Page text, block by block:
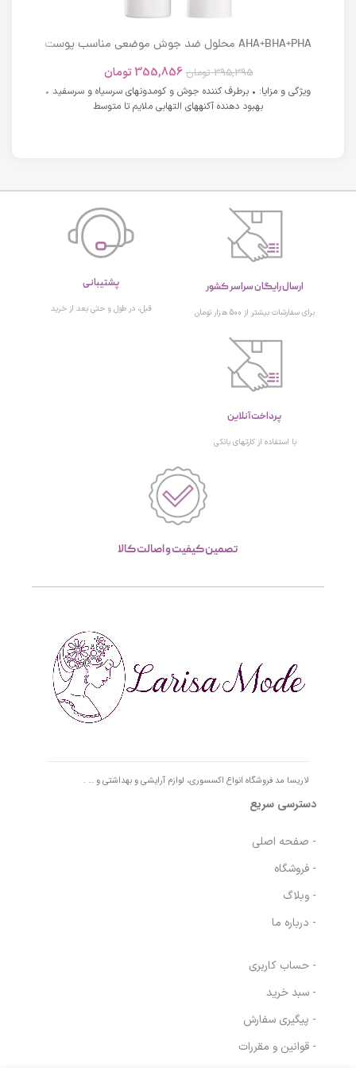
AHA+BHA+PHA محلول ضد جوش موضعی مناسب پوست
395,395 تومان 355,856 تومان
ویژگی و مزایا: • برطرف کننده جوش و کومدونهای سرسیاه و سرسفید •
بهبود دهنده آکنههای التهابی ملایم تا متوسط
ارسال رایگان سراسر کشور
برای سفارشات بیشتر از 500 هزار تومان
پشتیبانی
قبل، در طول و حتی بعد از خرید
پرداخت آنلاین
با استفاده از کارتهای بانکی
تصمین کیفیت و اصالت کالا
لاریسا مد فروشگاه انواع اکسسوری، لوازم آرایشی و بهداشتی و … .
دسترسی سریع
- صفحه اصلی
- فروشگاه
- وبلاگ
- درباره ما
- حساب کاربری
- سبد خرید
- پیگیری سفارش
- قوانین و مقررات